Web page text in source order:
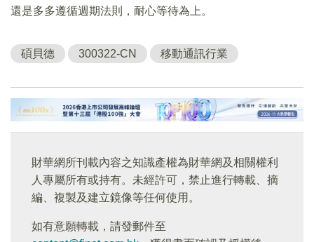
還是多多遵循週期法則，耐心等待為上。
碩貝德 300322-CN 移動通訊行業
財華網所刊載內容之知識產權為財華網及相關權利
人專屬所有或持有。未經許可，禁止進行轉載、摘
編、複製及建立鏡像等任何使用。
如有意願轉載，請發郵件至